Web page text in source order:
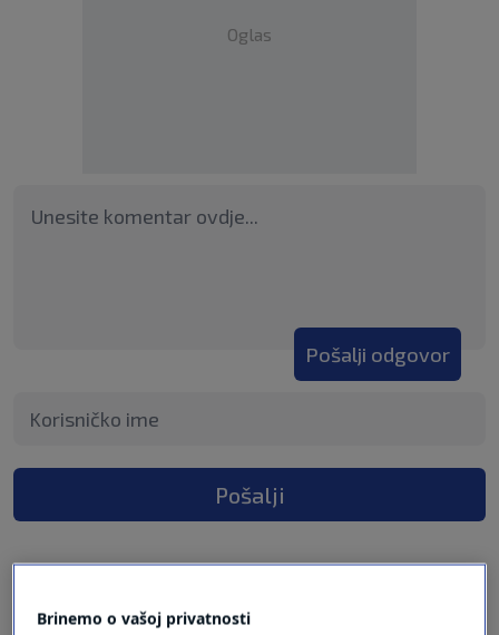
Oglas
Pošalji odgovor
Pošalji
Brinemo o vašoj privatnosti